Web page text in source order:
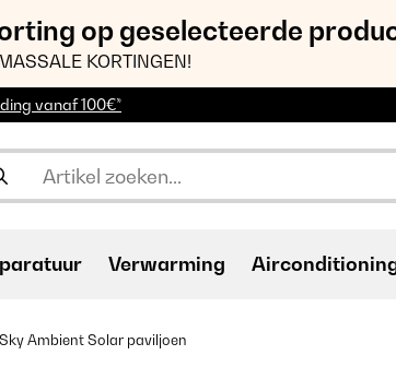
op geselecteerde
KORTINGEN!
vanaf 100€*
Verwarming
Ambient Solar paviljoen